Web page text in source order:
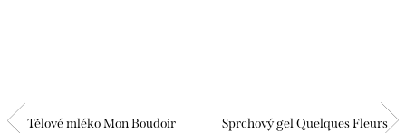
Tělové mléko Mon Boudoir
Sprchový gel Quelques Fleurs